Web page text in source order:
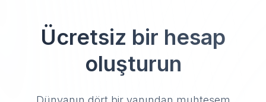
Ücretsiz bir hesap
oluşturun